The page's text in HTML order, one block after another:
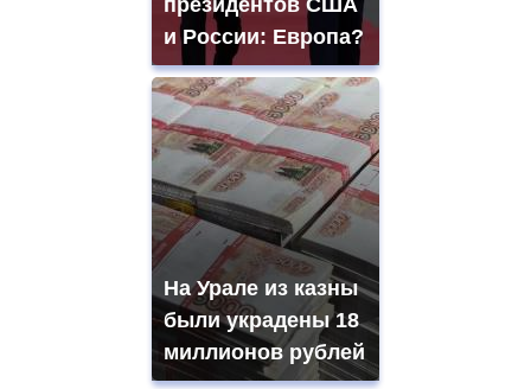
президентов США
и России: Европа?
На Урале из казны
были украдены 18
миллионов рублей